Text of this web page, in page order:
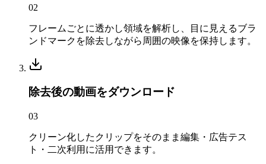
02
フレームごとに透かし領域を解析し、目に見えるブラ
ンドマークを除去しながら周囲の映像を保持します。
除去後の動画をダウンロード
03
クリーン化したクリップをそのまま編集・広告テス
ト・二次利用に活用できます。